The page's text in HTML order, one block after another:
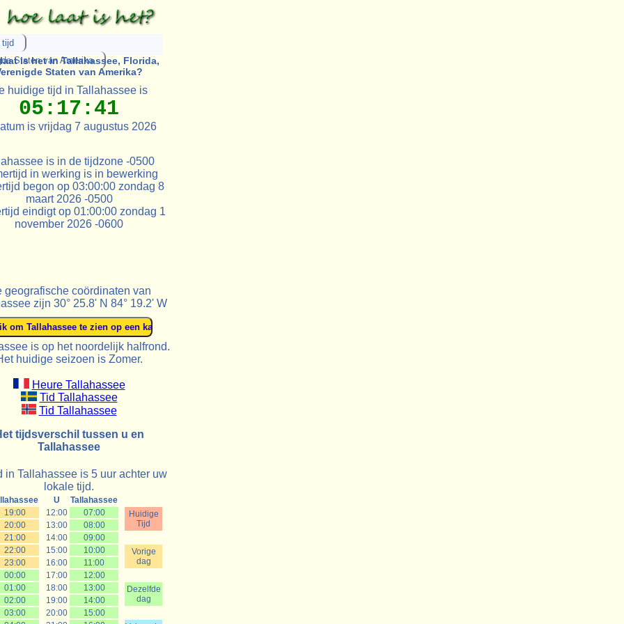
tijd
Staten van Amerika
is het in Tallahassee, Florida,
Staten van Amerika?
huidige tijd in Tallahassee is
05:17:41
is vrijdag 7 augustus 2026
is in de tijdzone -0500
in werking is in bewerking
begon op 03:00:00 zondag 8
maart 2026 -0500
eindigt op 01:00:00 zondag 1
november 2026 -0600
geografische coördinaten van
zijn 30° 25.8' N 84° 19.2' W
is op het noordelijk halfrond.
huidige seizoen is Zomer.
Heure Tallahassee
Tid Tallahassee
Tid Tallahassee
tijdsverschil tussen u en
Tallahassee
in Tallahassee is 5 uur achter uw
lokale tijd.
U
Tallahassee
19:00 12:00 07:00
Huidige
Tijd
20:00 13:00
08:00
21:00 14:00
09:00
22:00 15:00 10:00
Vorige
dag
23:00 16:00
11:00
00:00 17:00
12:00
01:00 18:00 13:00
Dezelfde
dag
02:00 19:00
14:00
03:00 20:00
15:00